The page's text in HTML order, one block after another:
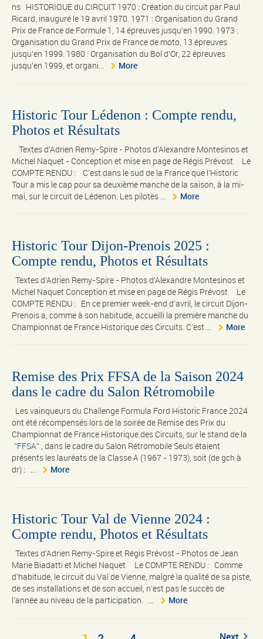
ns HISTORIQUE du CIRCUIT 1970 : Création du circuit par Paul
Ricard, inauguré le 19 avril 1970. 1971 : Organisation du Grand
Prix de France de Formule 1, 14 épreuves jusqu'en 1990. 1973 :
Organisation du Grand Prix de France de moto, 13 épreuves
jusqu'en 1999. 1980 : Organisation du Bol d'Or, 22 épreuves
jusqu'en 1999, et organi...
More
Historic Tour Lédenon : Compte rendu,
Photos et Résultats
Textes d'Adrien Remy-Spire - Photos d'Alexandre Montesinos et
Michel Naquet - Conception et mise en page de Régis Prévost Le
COMPTE RENDU : C’est dans le sud de la France que l’Historic
Tour a mis le cap pour sa deuxième manche de la saison, à la mi-
mai, sur le circuit de Lédenon. Les pilotes ...
More
Historic Tour Dijon-Prenois 2025 :
Compte rendu, Photos et Résultats
Textes d'Adrien Remy-Spire - Photos d'Alexandre Montesinos et
Michel Naquet Conception et mise en page de Régis Prévost Le
COMPTE RENDU : En ce premier week-end d’avril, le circuit Dijon-
Prenois a, comme à son habitude, accueilli la première manche du
Championnat de France Historique des Circuits. C’est ...
More
Remise des Prix FFSA de la Saison 2024
dans le cadre du Salon Rétromobile
Les vainqueurs du Challenge Formula Ford Historic France 2024
ont été récompensés lors de la soirée de Remise des Prix du
Championnat de France Historique des Circuits, sur le stand de la
FFSA
, dans le cadre du Salon Rétromobile Seuls étaient
présents les lauréats de la Classe A (1967 - 1973), soit (de gch à
dr) : ...
More
Historic Tour Val de Vienne 2024 :
Compte rendu, Photos et Résultats
Textes d'Adrien Remy-Spire et Régis Prévost - Photos de Jean
Marie Biadatti et Michel Naquet Le COMPTE RENDU : Comme
d’habitude, le circuit du Val de Vienne, malgré la qualité de sa piste,
de ses installations et de son accueil, n’est pas le succès de
l’année au niveau de la participation. ...
More